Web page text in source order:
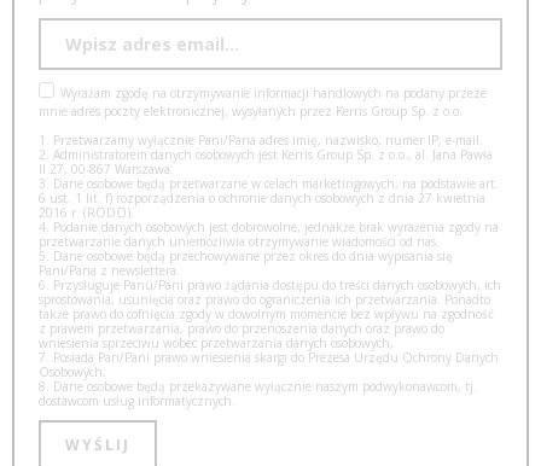
Wyrażam zgodę na otrzymywanie informacji handlowych na podany przeze
mnie adres poczty elektronicznej, wysyłanych przez Kerris Group Sp. z o.o.
1. Przetwarzamy wyłącznie Pani/Pana adres imię, nazwisko, numer IP, e-mail.
2. Administratorem danych osobowych jest Kerris Group Sp. z o.o., al. Jana Pawła
II 27, 00-867 Warszawa.
3. Dane osobowe będą przetwarzane w celach marketingowych, na podstawie art.
6 ust. 1 lit. f) rozporządzenia o ochronie danych osobowych z dnia 27 kwietnia
2016 r. (RODO).
4. Podanie danych osobowych jest dobrowolne, jednakże brak wyrażenia zgody na
przetwarzanie danych uniemożliwia otrzymywanie wiadomości od nas.
5. Dane osobowe będą przechowywane przez okres do dnia wypisania się
Pani/Pana z newslettera.
6. Przysługuje Panu/Pani prawo żądania dostępu do treści danych osobowych, ich
sprostowania, usunięcia oraz prawo do ograniczenia ich przetwarzania. Ponadto
także prawo do cofnięcia zgody w dowolnym momencie bez wpływu na zgodność
z prawem przetwarzania, prawo do przenoszenia danych oraz prawo do
wniesienia sprzeciwu wobec przetwarzania danych osobowych,
7. Posiada Pan/Pani prawo wniesienia skargi do Prezesa Urzędu Ochrony Danych
Osobowych.
8. Dane osobowe będą przekazywane wyłącznie naszym podwykonawcom, tj.
dostawcom usług informatycznych.